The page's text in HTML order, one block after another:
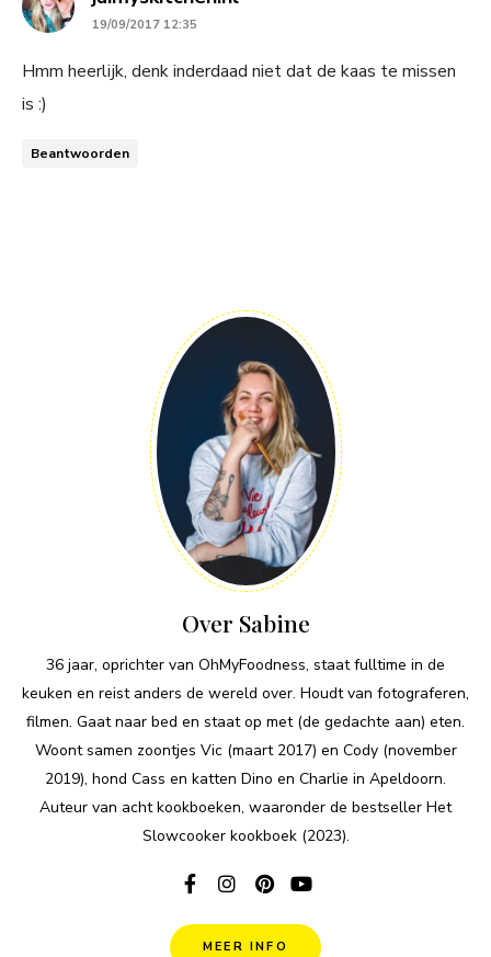
19/09/2017 12:35
Hmm heerlijk, denk inderdaad niet dat de kaas te missen
is :)
Beantwoorden
Over Sabine
36 jaar, oprichter van OhMyFoodness, staat fulltime in de
keuken en reist anders de wereld over. Houdt van fotograferen,
filmen. Gaat naar bed en staat op met (de gedachte aan) eten.
Woont samen zoontjes Vic (maart 2017) en Cody (november
2019), hond Cass en katten Dino en Charlie in Apeldoorn.
Auteur van acht kookboeken, waaronder de bestseller Het
Slowcooker kookboek (2023).
MEER INFO